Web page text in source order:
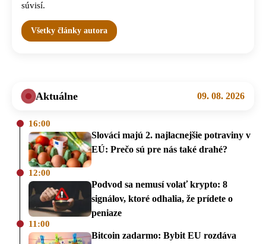
súvisí.
Všetky články autora
Aktuálne 09. 08. 2026
16:00
Slováci majú 2. najlacnejšie potraviny v
EÚ: Prečo sú pre nás také drahé?
12:00
Podvod sa nemusí volať krypto: 8
signálov, ktoré odhalia, že prídete o
peniaze
11:00
Bitcoin zadarmo: Bybit EU rozdáva